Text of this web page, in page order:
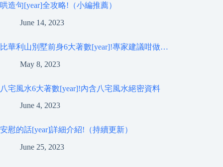
哄造句[year]全攻略!（小編推薦）
June 14, 2023
比華利山別墅前身6大著數[year]!專家建議咁做…
May 8, 2023
八宅風水6大著數[year]!內含八宅風水絕密資料
June 4, 2023
安慰的話[year]詳細介紹!（持續更新）
June 25, 2023